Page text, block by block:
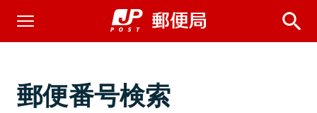
郵便番号検索